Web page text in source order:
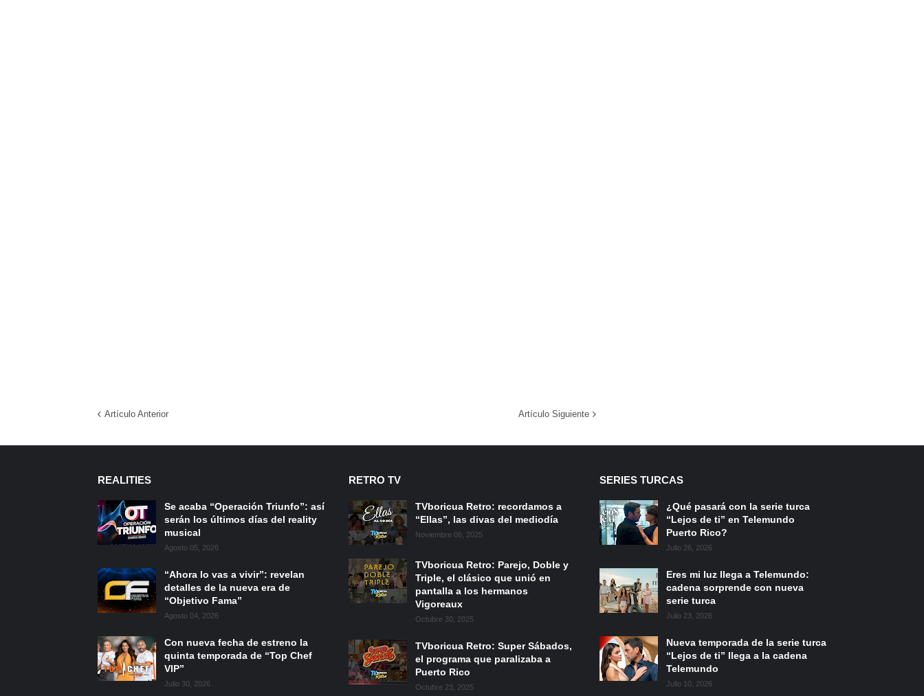
Artículo Anterior Artículo Siguiente
REALITIES
Se acaba “Operación Triunfo”: así
serán los últimos días del reality
musical
Agosto 05, 2026
“Ahora lo vas a vivir”: revelan
detalles de la nueva era de
“Objetivo Fama”
Agosto 04, 2026
Con nueva fecha de estreno la
quinta temporada de “Top Chef
VIP”
Julio 30, 2026
RETRO TV
TVboricua Retro: recordamos a
“Ellas”, las divas del mediodía
Noviembre 06, 2025
TVboricua Retro: Parejo, Doble y
Triple, el clásico que unió en
pantalla a los hermanos
Vigoreaux
Octubre 30, 2025
TVboricua Retro: Super Sábados,
el programa que paralizaba a
Puerto Rico
Octubre 23, 2025
SERIES TURCAS
¿Qué pasará con la serie turca
“Lejos de ti” en Telemundo
Puerto Rico?
Julio 26, 2026
Eres mi luz llega a Telemundo:
cadena sorprende con nueva
serie turca
Julio 23, 2026
Nueva temporada de la serie turca
“Lejos de ti” llega a la cadena
Telemundo
Julio 10, 2026